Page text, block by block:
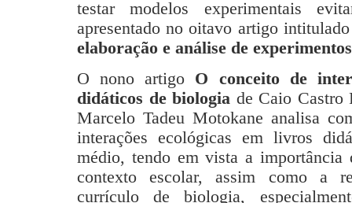
testar modelos experimentais
apresentado no oitavo artigo
elaboração e análise de
O nono artigo O conceito de
didáticos de biologia de Caio Castro
Marcelo Tadeu Motokane analisa
interações ecológicas em livros
médio, tendo em vista a importância
contexto escolar, assim como a
currículo de biologia,